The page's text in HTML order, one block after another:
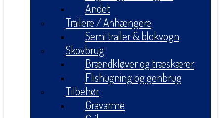
Andet
Trailere / Anhængere
Semi trailer & blokvogn
Skovbrug
Brændkløver og træskærer
Flishugning og genbrug
Tilbehør
Gravarme